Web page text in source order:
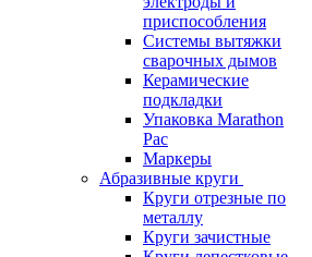
приспособления
Системы вытяжки
сварочных дымов
Керамические
подкладки
Упаковка Marathon
Pac
Маркеры
Абразивные круги
Круги отрезные по
металлу
Круги зачистные